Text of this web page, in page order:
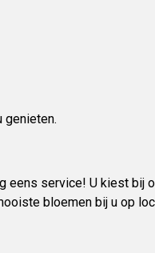
genieten.
service! U kiest bij
bloemen bij u op